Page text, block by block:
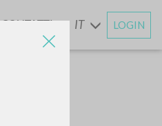
CONTATTI IT LOGIN